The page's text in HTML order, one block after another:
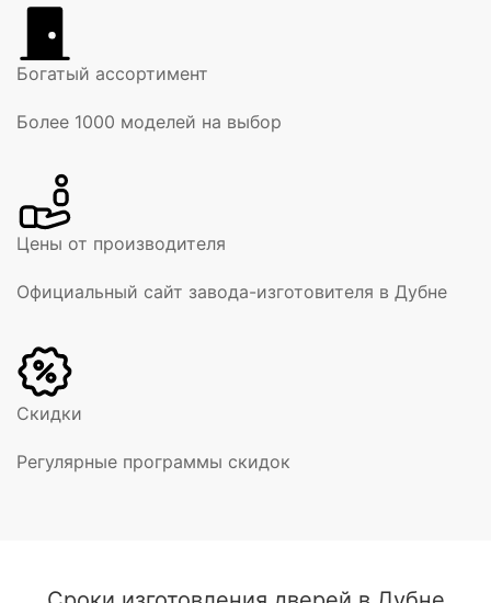
Богатый ассортимент
Более 1000 моделей на выбор
Цены от производителя
Официальный сайт завода-изготовителя в Дубне
Скидки
Регулярные программы скидок